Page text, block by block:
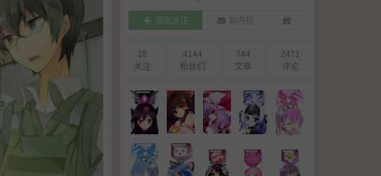
添加关注 站内信
28
关注
4144
粉丝们
744
文章
2471
评论